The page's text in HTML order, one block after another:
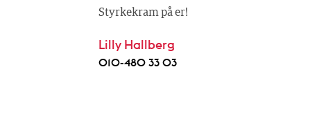
Styrkekram på er!
Lilly Hallberg
010-480 33 03